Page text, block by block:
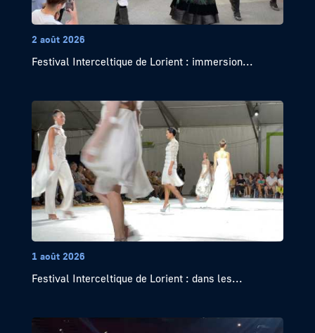
2 août 2026
Festival Interceltique de Lorient : immersion...
1 août 2026
Festival Interceltique de Lorient : dans les...